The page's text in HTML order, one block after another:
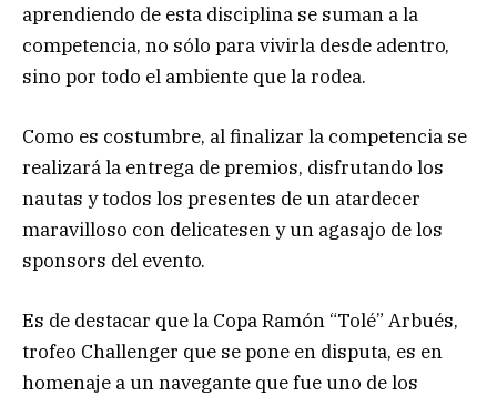
aprendiendo de esta disciplina se suman a la
competencia, no sólo para vivirla desde adentro,
sino por todo el ambiente que la rodea.
Como es costumbre, al finalizar la competencia se
realizará la entrega de premios, disfrutando los
nautas y todos los presentes de un atardecer
maravilloso con delicatesen y un agasajo de los
sponsors del evento.
Es de destacar que la Copa Ramón “Tolé” Arbués,
trofeo Challenger que se pone en disputa, es en
homenaje a un navegante que fue uno de los